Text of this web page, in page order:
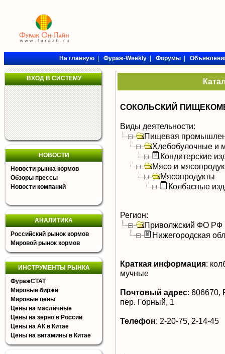
На главную|Фураж-Weekly|Форумы|
ВХОД В СИСТЕМУ
НОВОСТИ
Новости рынка кормов
Обзоры прессы
Новости компаний
АНАЛИТИКА
Российский рынок кормов
Мировой рынок кормов
ИНСТРУМЕНТЫ РЫНКА
ФуражСТАТ
Мировые биржи
Мировые цены
Цены на масличные
Цены на зерно в России
Цены на АК в Китае
Цены на витамины в Китае
СОКОЛЬСКИЙ
Виды деятельности:
Пищевая
Хлебобулочные и
Кондитерские
Мясо и
Мясопродукты
Колбасные
Регион:
Приволжский ФО РФ
Нижегородская
Краткая информация:
мучные
Почтовый адрес: 606670,
пер. Горный, 1
Телефон: 2-20-75, 2-14-45